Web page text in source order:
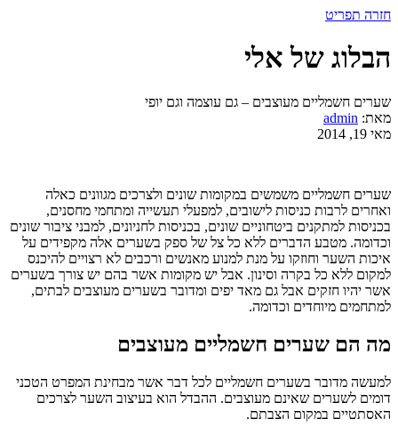
חזרה תפריט
הבלוג של אלי
שערים חשמליים מעוצבים – גם עוצמה וגם יופי
מאת: admin
מאי 19, 2014
שערים חשמליים משמשים במקומות שונים ולצרכים מגוונים כאלה
ואחרים לרבות כניסות לישובים, למפעלי תעשייה ומתחמי מחסנים,
בכניסות למתקנים ביטחוניים שונים, בכניסות לחניונים, למבני ציבור שונים
וכדומה. מטבע הדברים ללא כל צל של ספק בשערים אלה מקפידים על
איכות השער וחוזקו על מנת למנוע מאנשים ורכבים לא רצויים להיכנס
למקום ללא כל בקרה וסינון. אבל יש מקומות אשר בהם יש צורך בשערים
אשר יהיו חזקים אבל גם מאד יפים ומדובר בשערים מעוצבים לבתים,
למתחמים מיוחדים וכדומה.
מה הם שערים חשמליים מעוצבים
למעשה מדובר בשערים חשמליים לכל דבר אשר מבחינת המפרט הטכני
דומים לשערים שאינם מעוצבים. ההבדל הוא בעיצוב השער לצרכים
האסתטיים במקום הצבתם.